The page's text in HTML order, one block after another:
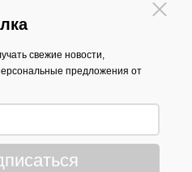
свежие новости,
предложения от